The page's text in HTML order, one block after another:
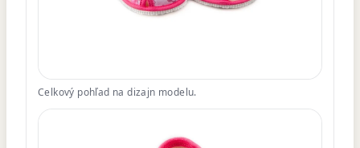
Celkový pohľad na dizajn modelu.